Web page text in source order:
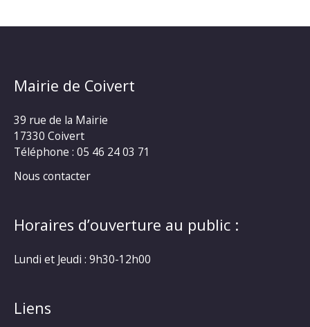
Mairie de Coivert
39 rue de la Mairie
17330 Coivert
Téléphone : 05 46 24 03 71
Nous contacter
Horaires d’ouverture au public :
Lundi et Jeudi : 9h30-12h00
Liens